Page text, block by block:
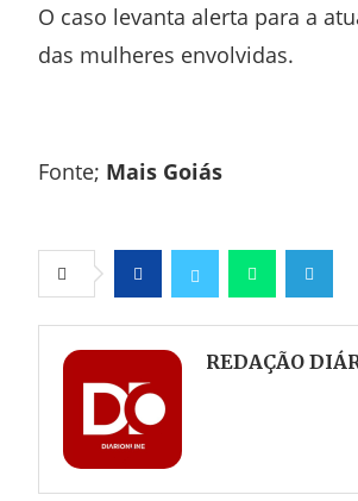
O caso levanta alerta para a
das mulheres envolvidas.
Fonte; Mais Goiás
FacebookTwitter Whatsapp
REDAÇÃO